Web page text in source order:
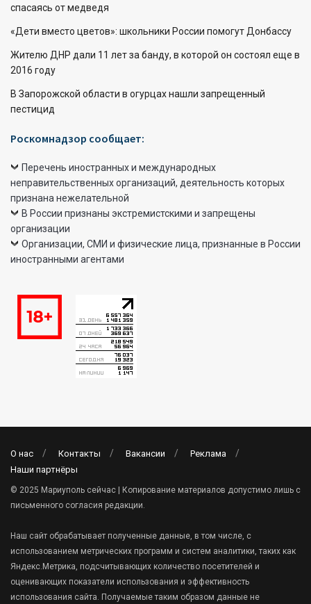
спасаясь от медведя
«Дети вместо цветов»: школьники России помогут Донбассу
Жителю ДНР дали 11 лет за банду, в которой он состоял еще в
2016 году
В Запорожской области в огурцах нашли запрещенный
пестицид
Роскомнадзор сообщает:
Перечень иностранных и международных
неправительственных организаций, деятельность которых
признана нежелательной
В России признаны экстремистскими и запрещены
организации
Организации, СМИ и физические лица, признанные в России
иностранными агентами
О нас Контакты Вакансии
Реклама
Наши партнёры
© 2025 Мариуполь сейчас | Копирование материалов допустимо лишь с
письменного согласия редакции.
Наш сайт обрабатывает полученные данные, в том числе, с
использованием метрических программ и систем аналитики, таких как
Яндекс.Метрика, подсчитывающих количество посетителей и
оценивающих показатели использования и эффективность
использования сайта. Получаемые таким образом данные не